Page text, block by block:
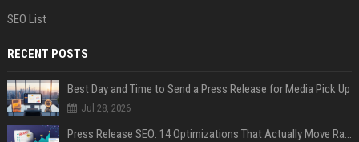
SEO List
RECENT POSTS
Best Day and Time to Send a Press Release for Media Pick Up
Jul 28, 2026
Press Release SEO: 14 Optimizations That Actually Move Rankings